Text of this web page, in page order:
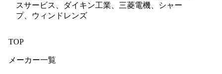
スサービス、ダイキン工業、三菱電機、シャー
プ、ウィンドレンズ
TOP
メーカー一覧